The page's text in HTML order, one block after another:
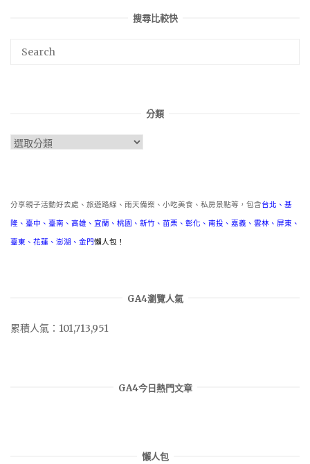
搜尋比較快
分類
分
分享親子活動好去處、旅遊路線、雨天備案、小吃美食、私房景點等，包含台北 、 基
隆 、 臺中 、 臺南 、 高雄 、 宜蘭 、 桃園 、 新竹 、 苗栗 、 彰化 、 南投 、 嘉義 、 雲林 、 屏東 、
臺東 、 花蓮 、 澎湖 、 金門懶人包！
GA4瀏覽人氣
累積人氣：101,713,951
GA4今日熱門文章
懶人包